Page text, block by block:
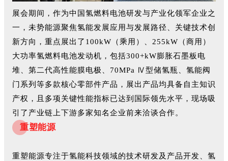
展会期间，作为中国氢燃料电池研发与产业化领军企业之
一，未势能源聚焦氢能发展应用与发展路径、关键技术创
新方向，重点展出了100kW（乘用）、255kW（商用）
大功率氢燃料电池发动机，包括300+kW膨胀石墨板电
堆、第二代高性能膜电极、70MPa Ⅳ型储氢瓶、氢能阀
门系列等多款核心零部件产品，展出产品均具备自主知识
产权，且多项关键性能指标已达到国际领先水平，现场吸
引了产业链上下游多家知名企业前来洽谈合作。
重塑能源
重塑能源专注于氢能科技领域的技术研发及产品开发、氢